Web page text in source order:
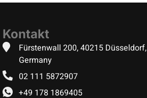
Kontakt
Fürstenwall 200, 40215 Düsseldorf,
Germany
02 111 5872907
+49 178 1869405